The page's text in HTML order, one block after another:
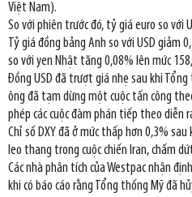
Việt Nam).
So với phiên trước đó, tỷ giá euro so với
Tỷ giá đồng bảng Anh so với USD giảm
so với yen Nhật tăng 0,08% lên mức
Đồng USD đã trượt giá nhẹ sau khi
ông đã tạm dừng một cuộc tấn công
phép các cuộc đàm phán tiếp theo diễn
Chỉ số DXY đã ở mức thấp hơn 0,3%
leo thang trong cuộc chiến Iran, chấm
Các nhà phân tích của Westpac nhận
khi có báo cáo rằng Tổng thống Mỹ đã